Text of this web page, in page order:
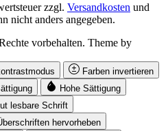
zzgl. Versandkosten und
nicht anders angegeben.
vorbehalten. Theme by
Farben invertieren
Hohe Sättigung
lesbare Schrift
hervorheben